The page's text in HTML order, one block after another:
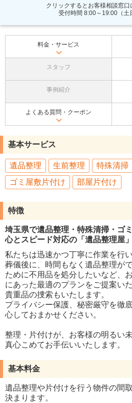
クリックするとお客様相談窓口
受付時間 8:00～19:00（土
料金・サービス
スタッフ
事例紹介
よくある質問・クーポン
基本サービス
遺品整理 生前整理 特殊清掃
ゴミ屋敷片付け
部屋片付け
特徴
埼玉県で遺品整理・特殊清掃・ゴ
心とスピード対応の「遺品整理屋
私たちは迅速かつ丁寧に作業を行い
葬儀後に、時間もなく遺品整理が
ために不用品を処分したいなど、
にあった最適のプランをご提案いた
貴重品の捜索もいたします。
プライバシー保護、秘密厳守を徹
心しておまかせください。
整理・片付けが、お客様の明るい
真心こめてお手伝いいたします。
基本料金
遺品整理や片付けを行う物件の間
決まります。